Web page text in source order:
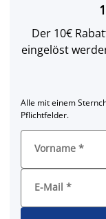
Der 10€
eingelöst
Alle mit einem
Pflichtfelder.
Vorname *
E-Mail *